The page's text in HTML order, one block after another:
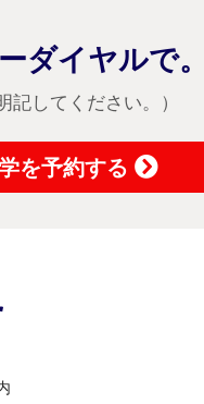
ダイヤルで。
記してください。）
を予約する